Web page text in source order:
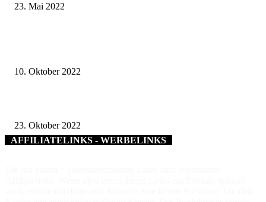
23. Mai 2022
10. Oktober 2022
23. Oktober 2022
AFFILIATELINKS - WERBELINKS